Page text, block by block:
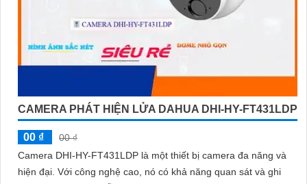
CAMERA PHÁT HIỆN LỬA DAHUA DHI-HY-FT431LDP
00 ₫
00 ₫
Camera DHI-HY-FT431LDP là một thiết bị camera đa năng và
hiện đại. Với công nghệ cao, nó có khả năng quan sát và ghi